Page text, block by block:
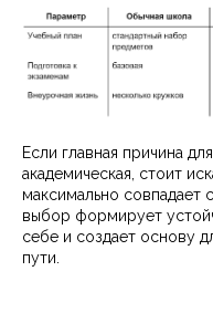
Если главная причина
академическая, стоит
максимально совпадает
выбор формирует
себе и создает основу
пути.